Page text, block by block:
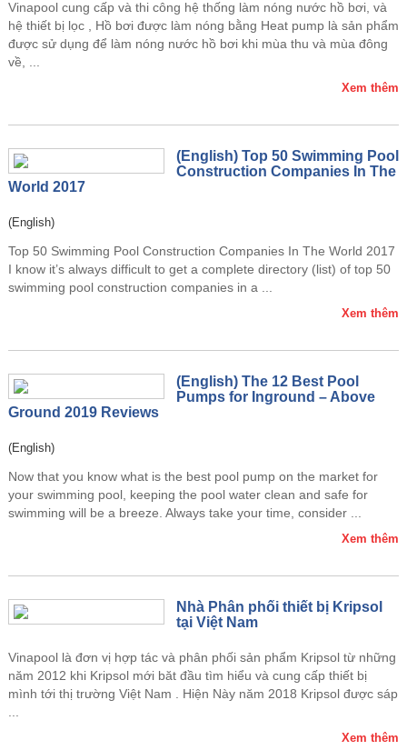
Vinapool cung cấp và thi công hệ thống làm nóng nước hồ bơi, và
hệ thiết bị lọc , Hồ bơi được làm nóng bằng Heat pump là sản phẩm
được sử dụng để làm nóng nước hồ bơi khi mùa thu và mùa đông
về, ...
Xem thêm
(English) Top 50 Swimming Pool
Construction Companies In The
World 2017
(English)
Top 50 Swimming Pool Construction Companies In The World 2017
I know it’s always difficult to get a complete directory (list) of top 50
swimming pool construction companies in a ...
Xem thêm
(English) The 12 Best Pool
Pumps for Inground – Above
Ground 2019 Reviews
(English)
Now that you know what is the best pool pump on the market for
your swimming pool, keeping the pool water clean and safe for
swimming will be a breeze. Always take your time, consider ...
Xem thêm
Nhà Phân phối thiết bị Kripsol
tại Việt Nam
Vinapool là đơn vị hợp tác và phân phối sản phẩm Kripsol từ những
năm 2012 khi Kripsol mới băt đầu tìm hiểu và cung cấp thiết bị
mình tới thị trường Việt Nam . Hiện Này năm 2018 Kripsol được sáp
...
Xem thêm